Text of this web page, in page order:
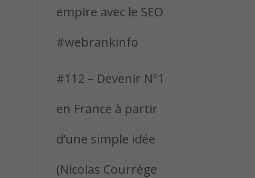
empire avec le SEO
#webrankinfo
#112 – Devenir N°1
en France à partir
d’une simple idée
(Nicolas Courrège